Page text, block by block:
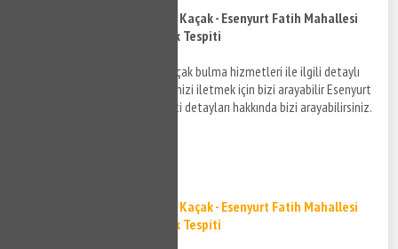
Esenyurt Fatih Mahallesi Su Kaçak - Esenyurt Fatih Mahallesi
Su Kaçak Bulma ve Su Kaçak Tespiti
Esenyurt Fatih Mahallesi su kaçak bulma hizmetleri ile ilgili detaylı
bilgi almak ve destek taleplerinizi iletmek için bizi arayabilir Esenyurt
Fatih Mahallesi su kaçak tespiti detayları hakkında bizi arayabilirsiniz.
Esenyurt Fatih Mahallesi Su Kaçak - Esenyurt Fatih Mahallesi
Su Kaçak Bulma ve Su Kaçak Tespiti